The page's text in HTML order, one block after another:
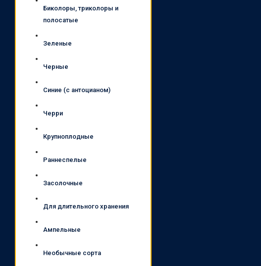
Биколоры, триколоры и
полосатые
Зеленые
Черные
Синие (с антоцианом)
Черри
Крупноплодные
Раннеспелые
Засолочные
Для длительного хранения
Ампельные
Необычные сорта